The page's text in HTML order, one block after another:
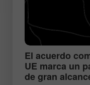
​El acuerdo
UE marca un
de gran